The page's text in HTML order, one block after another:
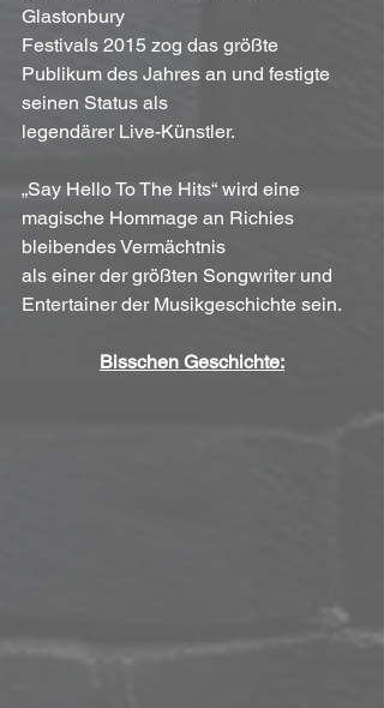
Glastonbury
Festivals 2015 zog das größte
Publikum des Jahres an und festigte
seinen Status als
legendärer Live-Künstler.
„Say Hello To The Hits“ wird eine
magische Hommage an Richies
bleibendes Vermächtnis
als einer der größten Songwriter und
Entertainer der Musikgeschichte sein.
Bisschen Geschichte: